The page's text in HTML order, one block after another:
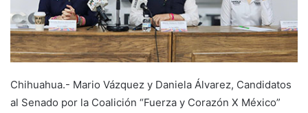
Chihuahua.- Mario Vázquez y Daniela Álvarez, Candidatos
al Senado por la Coalición “Fuerza y Corazón X México”